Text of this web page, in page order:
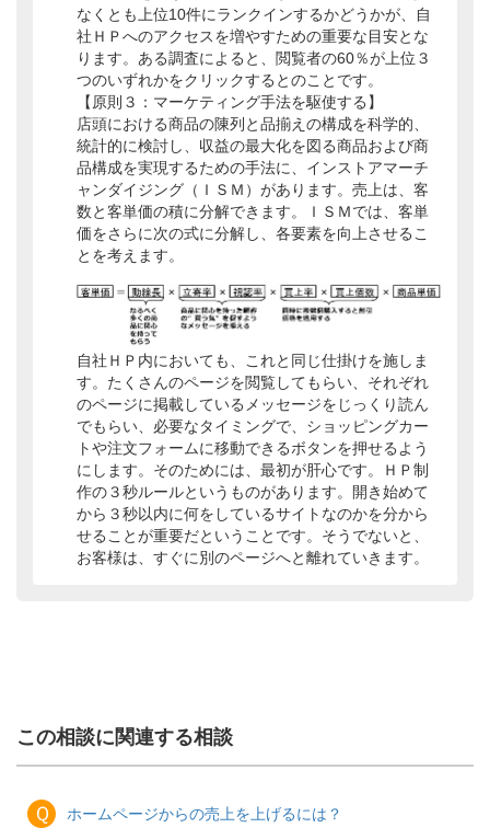
なくとも上位10件にランクインするかどうかが、自
社ＨＰへのアクセスを増やすための重要な目安とな
ります。ある調査によると、閲覧者の60％が上位３
つのいずれかをクリックするとのことです。
【原則３：マーケティング手法を駆使する】
店頭における商品の陳列と品揃えの構成を科学的、
統計的に検討し、収益の最大化を図る商品および商
品構成を実現するための手法に、インストアマーチ
ャンダイジング（ＩＳＭ）があります。売上は、客
数と客単価の積に分解できます。ＩＳＭでは、客単
価をさらに次の式に分解し、各要素を向上させるこ
とを考えます。
自社ＨＰ内においても、これと同じ仕掛けを施しま
す。たくさんのページを閲覧してもらい、それぞれ
のページに掲載しているメッセージをじっくり読ん
でもらい、必要なタイミングで、ショッピングカー
トや注文フォームに移動できるボタンを押せるよう
にします。そのためには、最初が肝心です。ＨＰ制
作の３秒ルールというものがあります。開き始めて
から３秒以内に何をしているサイトなのかを分から
せることが重要だということです。そうでないと、
お客様は、すぐに別のページへと離れていきます。
この相談に関連する相談
Ｑ ホームページからの売上を上げるには？